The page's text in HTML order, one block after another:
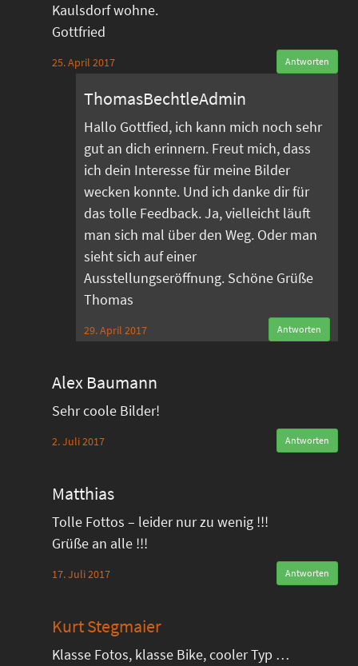
Kaulsdorf wohne.
Gottfried
25. April 2017 Antworten
ThomasBechtleAdmin
Hallo Gottfied, ich kann mich noch sehr
gut an dich erinnern. Freut mich, dass
ich dein Interesse für meine Bilder
wecken konnte. Und ich danke dir für
das tolle Feedback. Ja, vielleicht läuft
man sich mal über den Weg. Oder man
sieht sich auf einer
Ausstellungseröffnung. Schöne Grüße
Thomas
29. April 2017 Antworten
Alex Baumann
Sehr coole Bilder!
2. Juli 2017 Antworten
Matthias
Tolle Fottos – leider nur zu wenig !!!
Grüße an alle !!!
17. Juli 2017 Antworten
Kurt Stegmaier
Klasse Fotos, klasse Bike, cooler Typ …